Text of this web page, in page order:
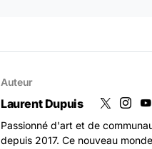
Auteur
Laurent Dupuis
Passionné d'art et de
depuis 2017. Ce nouveau